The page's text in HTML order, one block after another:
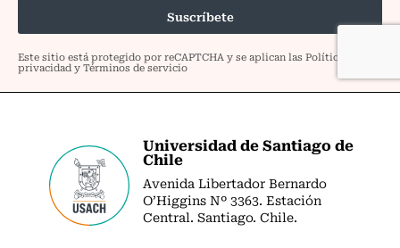
Universidad de Santiago de
Chile
Avenida Libertador Bernardo
O’Higgins Nº 3363. Estación
Central. Santiago. Chile.